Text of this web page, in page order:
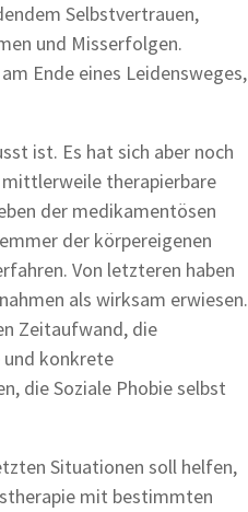
Selbstvertrauen,
und Misserfolgen.
Ende eines Leidensweges,
ist. Es hat sich aber noch
mittlerweile therapierbare
der medikamentösen
der körpereigenen
Von letzteren haben
als wirksam erwiesen.
Zeitaufwand, die
und konkrete
die Soziale Phobie selbst
Situationen soll helfen,
mit bestimmten